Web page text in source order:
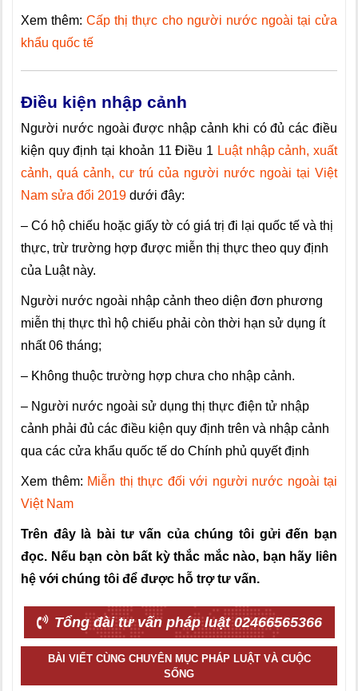
Xem thêm:Cấp thị thực cho người nước ngoài tại cửa
khẩu quốc tế
Điều kiện nhập cảnh
Người nước ngoài được nhập cảnh khi có đủ các điều
kiện quy định tại khoản 11 Điều 1 Luật nhập cảnh, xuất
cảnh, quá cảnh, cư trú của người nước ngoài tại Việt
Nam sửa đổi 2019 dưới đây:
– Có hộ chiếu hoặc giấy tờ có giá trị đi lại quốc tế và thị
thực, trừ trường hợp được miễn thị thực theo quy định
của Luật này.
Người nước ngoài nhập cảnh theo diện đơn phương
miễn thị thực thì hộ chiếu phải còn thời hạn sử dụng ít
nhất 06 tháng;
– Không thuộc trường hợp chưa cho nhập cảnh.
– Người nước ngoài sử dụng thị thực điện tử nhập
cảnh phải đủ các điều kiện quy định trên và nhập cảnh
qua các cửa khẩu quốc tế do Chính phủ quyết định
Xem thêm: Miễn thị thực đối với người nước ngoài tại
Việt Nam
Trên đây là bài tư vấn của chúng tôi gửi đến bạn
đọc. Nếu bạn còn bất kỳ thắc mắc nào, bạn hãy liên
hệ với chúng tôi để được hỗ trợ tư vấn.
Tổng đài tư vấn pháp luật 02466565366
BÀI VIẾT CÙNG CHUYÊN MỤC PHÁP LUẬT VÀ CUỘC
SỐNG